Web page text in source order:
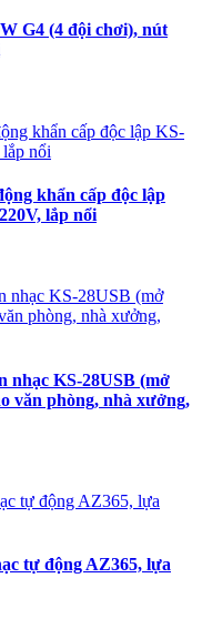
G4 (4 đội chơi), nút
khẩn cấp độc lập
lắp nổi
nhạc KS-28USB (mở
văn phòng, nhà xưởng,
tự động AZ365, lựa